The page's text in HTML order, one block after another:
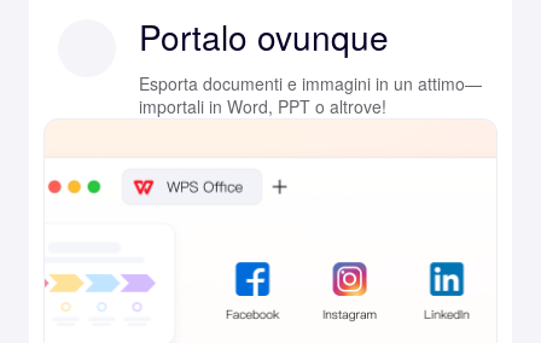
Portalo ovunque
Esporta documenti e immagini in un attimo—
importali in Word, PPT o altrove!